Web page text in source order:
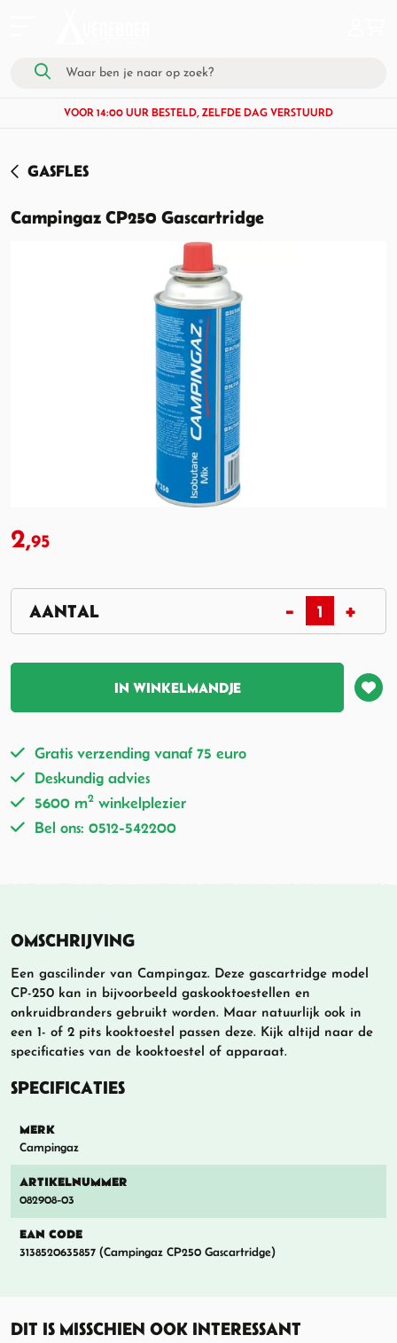
VOOR 14:00 UUR BESTELD, ZELFDE DAG VERSTUURD
GASFLES
Campingaz CP250 Gascartridge
2,95
IN WINKELMANDJE
Gratis verzending vanaf 75 euro
Deskundig advies
5600 m2 winkelplezier
Bel ons: 0512-542200
OMSCHRIJVING
Een gascilinder van Campingaz. Deze gascartridge model
CP-250 kan in bijvoorbeeld gaskooktoestellen en
onkruidbranders gebruikt worden. Maar natuurlijk ook in
een 1- of 2 pits kooktoestel passen deze. Kijk altijd naar de
specificaties van de kooktoestel of apparaat.
SPECIFICATIES
MERK
Campingaz
ARTIKELNUMMER
082908-03
EAN CODE
3138520635857 (Campingaz CP250 Gascartridge)
DIT IS MISSCHIEN OOK INTERESSANT